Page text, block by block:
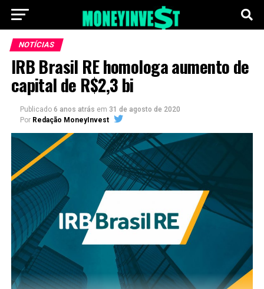
NOTÍCIAS
IRB Brasil RE homologa aumento de
capital de R$2,3 bi
Publicado 6 anos atrás em 31 de agosto de 2020
Por Redação MoneyInvest